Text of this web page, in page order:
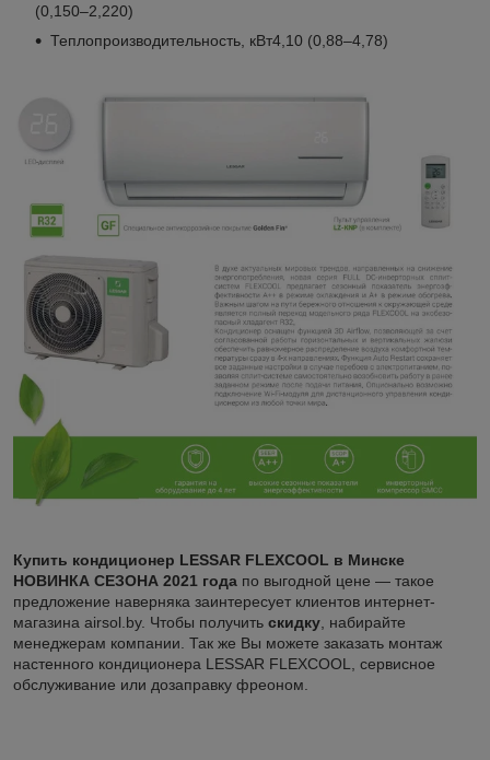
(0,150–2,220)
Теплопроизводительность, кВт4,10 (0,88–4,78)
Купить кондиционер LESSAR FLEXCOOL в Минске
НОВИНКА СЕЗОНА 2021 года по выгодной цене — такое
предложение наверняка заинтересует клиентов интернет-
магазина airsol.by. Чтобы получить скидку , набирайте
менеджерам компании. Так же Вы можете заказать монтаж
настенного кондиционера LESSAR FLEXCOOL, сервисное
обслуживание или дозаправку фреоном.